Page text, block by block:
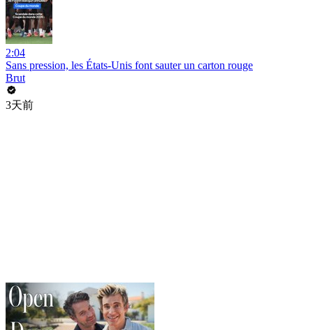
2:04
Sans pression, les États-Unis font sauter un carton rouge
Brut
3天前